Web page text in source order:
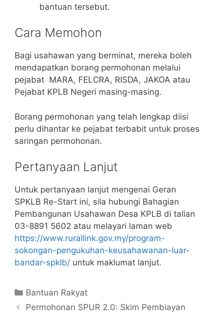
bantuan tersebut.
Cara Memohon
Bagi usahawan yang berminat, mereka boleh
mendapatkan borang permohonan melalui
pejabat MARA, FELCRA, RISDA, JAKOA atau
Pejabat KPLB Negeri masing-masing.
Borang permohonan yang telah lengkap diisi
perlu dihantar ke pejabat terbabit untuk proses
saringan permohonan.
Pertanyaan Lanjut
Untuk pertanyaan lanjut mengenai Geran
SPKLB Re-Start ini, sila hubungi Bahagian
Pembangunan Usahawan Desa KPLB di talian
03-8891 5602 atau melayari laman web
https://www.rurallink.gov.my/program-
sokongan-pengukuhan-keusahawanan-luar-
bandar-spklb/ untuk maklumat lanjut.
Categories
Bantuan Rakyat
Permohonan SPUR 2.0: Skim Pembiayan